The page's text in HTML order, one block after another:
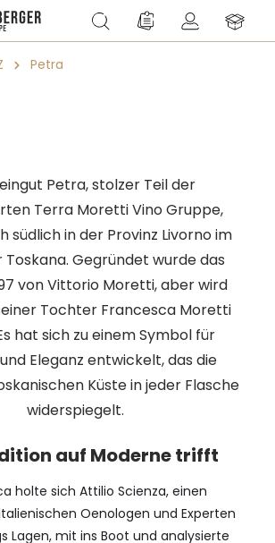
Du hast 0 Produkte
Petra
Petra, stolzer Teil der
Terra Moretti Vino Gruppe,
südlich in der Provinz Livorno im
Toskana. Gegründet wurde das
von Vittorio Moretti, aber wird
Tochter Francesca Moretti
hat sich zu einem Symbol für
Eleganz entwickelt, das die
Küste in jeder Flasche
widerspiegelt.
auf Moderne trifft
holte sich Attilio Scienza, einen
Oenologen und Experten
Lagen, mit ins Boot und analysierte